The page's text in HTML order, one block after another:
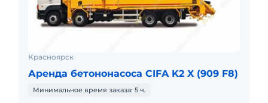
Красноярск
Аренда бетононасоса CIFA K2 X (909 F8)
Минимальное время заказа: 5 ч.